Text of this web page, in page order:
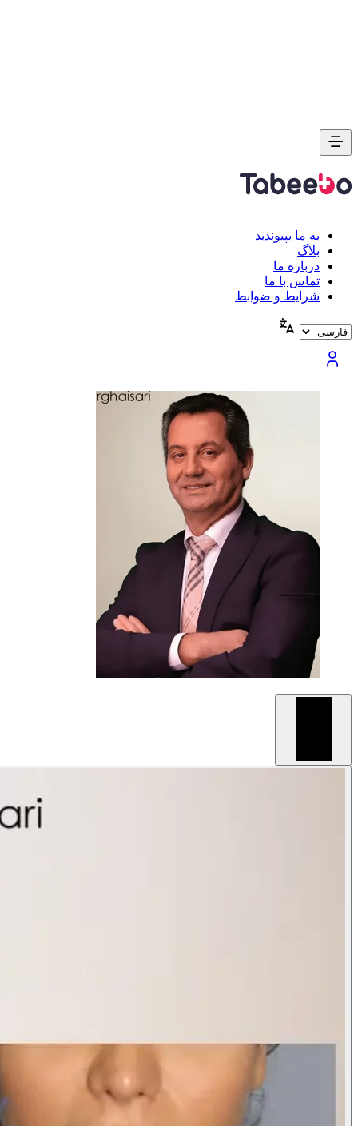
به ما بپیوندید
بلاگ
درباره ما
تماس با ما
شرایط و ضوابط